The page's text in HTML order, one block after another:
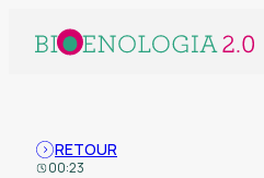
RETOUR
00:23